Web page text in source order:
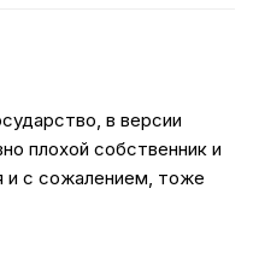
в версии
плохой собственник и
и с сожалением, тоже